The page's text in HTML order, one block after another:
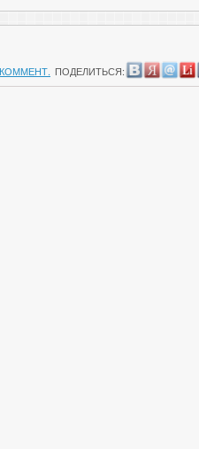
ПОДЕЛИТЬСЯ: